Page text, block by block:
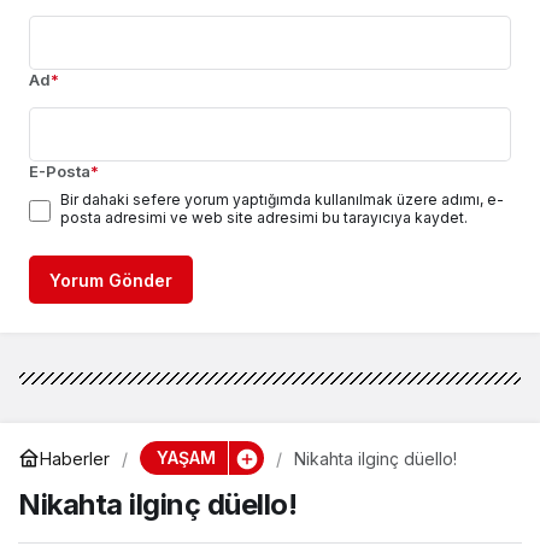
Ad*
E-Posta*
Bir dahaki sefere yorum yaptığımda kullanılmak üzere adımı, e-
posta adresimi ve web site adresimi bu tarayıcıya kaydet.
Yorum Gönder
Haberler YAŞAM Nikahta ilginç düello!
Nikahta ilginç düello!